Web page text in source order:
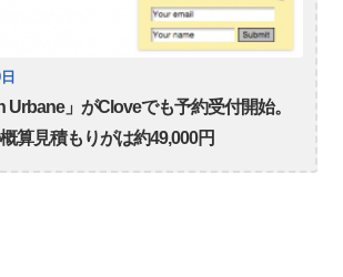
Urbane」がCloveでも予約受付開始。
算見積もりがは約49,000円